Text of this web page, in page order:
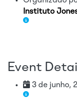
Instituto
Event
3 de junho,